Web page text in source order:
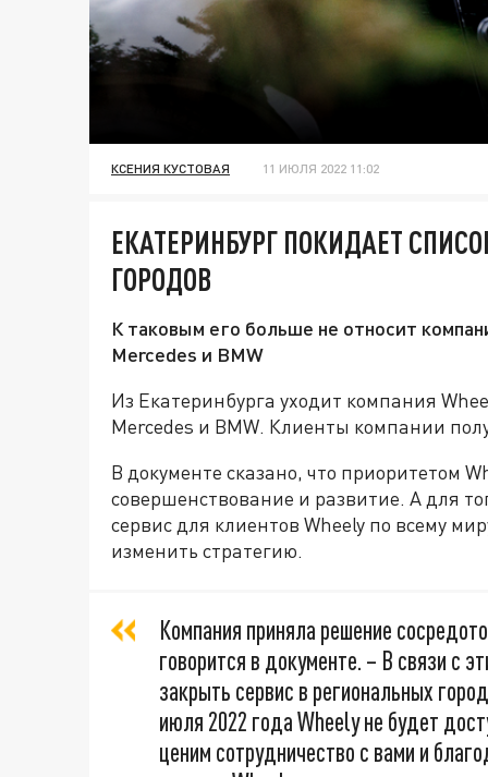
КСЕНИЯ КУСТОВАЯ 11 ИЮЛЯ 2022 11:02
ЕКАТЕРИНБУРГ ПОКИДАЕТ
ГОРОДОВ
К таковым его больше не относит
Mercedes и BMW
Из Екатеринбурга уходит компания
Mercedes и BMW. Клиенты компании
В документе сказано, что приоритетом
совершенствование и развитие. А для
сервис для клиентов Wheely по всему
изменить стратегию.
Компания приняла решение
говорится в документе. – В связи с
закрыть сервис в региональных
июля 2022 года Wheely не будет
ценим сотрудничество с вами и